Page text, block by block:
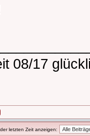
08/17
letzten Zeit anzeigen: